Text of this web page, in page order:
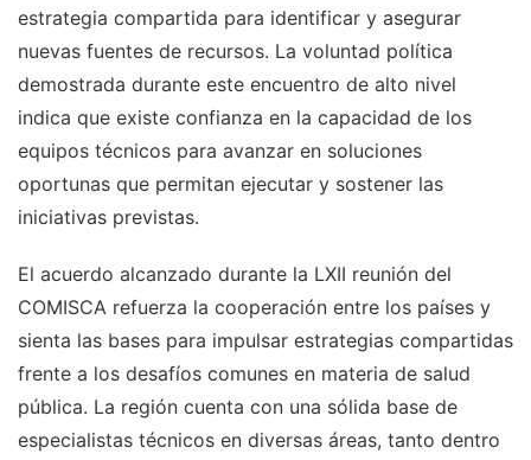
estrategia compartida para identificar y asegurar
nuevas fuentes de recursos. La voluntad política
demostrada durante este encuentro de alto nivel
indica que existe confianza en la capacidad de los
equipos técnicos para avanzar en soluciones
oportunas que permitan ejecutar y sostener las
iniciativas previstas.
El acuerdo alcanzado durante la LXII reunión del
COMISCA refuerza la cooperación entre los países y
sienta las bases para impulsar estrategias compartidas
frente a los desafíos comunes en materia de salud
pública. La región cuenta con una sólida base de
especialistas técnicos en diversas áreas, tanto dentro